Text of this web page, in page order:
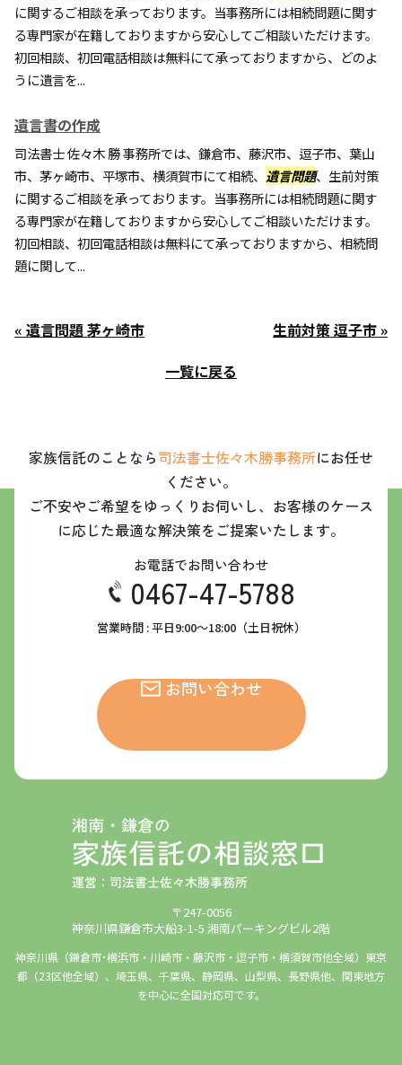
に関するご相談を承っております。当事務所には相続問題に関す
る専門家が在籍しておりますから安心してご相談いただけます。
初回相談、初回電話相談は無料にて承っておりますから、どのよ
うに遺言を...
遺言書の作成
司法書士 佐々木 勝 事務所では、鎌倉市、藤沢市、逗子市、葉山
市、茅ヶ崎市、平塚市、横須賀市にて相続、 遺言問題、生前対策
に関するご相談を承っております。当事務所には相続問題に関す
る専門家が在籍しておりますから安心してご相談いただけます。
初回相談、初回電話相談は無料にて承っておりますから、相続問
題に関して...
« 遺言問題 茅ヶ崎市
生前対策 逗子市 »
一覧に戻る
家族信託のことなら司法書士佐々木勝事務所にお任せ
ください。
ご不安やご希望をゆっくりお伺いし、お客様のケース
に応じた最適な解決策をご提案いたします。
お電話でお問い合わせ
0467-47-5788
営業時間 : 平日9:00～18:00（土日祝休）
お問い合わせ
〒247-0056
神奈川県鎌倉市大船3-1-5 湘南パーキングビル2階
神奈川県（鎌倉市･横浜市・川崎市・藤沢市・逗子市・横須賀市他全域）東京
都（23区他全域）、埼玉県、千葉県、静岡県、山梨県、長野県他、関東地方
を中心に全国対応可です。